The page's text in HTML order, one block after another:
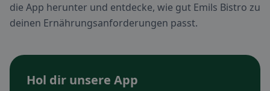
die App herunter und entdecke, wie gut Emils Bistro zu
deinen Ernährungsanforderungen passt.
Hol dir unsere App